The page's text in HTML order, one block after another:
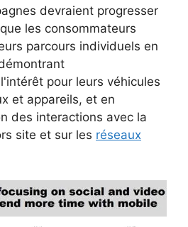
devraient progresser
les consommateurs
parcours individuels en
pour leurs véhicules
et appareils, et en
des interactions avec la
site et sur les réseaux